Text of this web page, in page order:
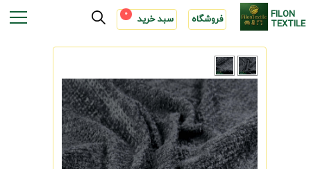
FILON
TEXTILE فروشگاه سبد خرید 0